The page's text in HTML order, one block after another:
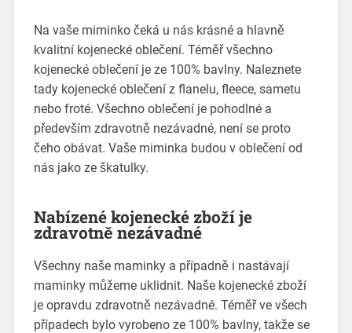
Na vaše miminko čeká u nás krásné a hlavně
kvalitní kojenecké oblečení. Téměř všechno
kojenecké oblečení je ze 100% bavlny. Naleznete
tady kojenecké oblečení z flanelu, fleece, sametu
nebo froté. Všechno oblečení je pohodlné a
především zdravotně nezávadné, není se proto
čeho obávat. Vaše miminka budou v oblečení od
nás jako ze škatulky.
Nabízené kojenecké zboží je
zdravotně nezávadné
Všechny naše maminky a případně i nastávají
maminky můžeme uklidnit. Naše kojenecké zboží
je opravdu zdravotně nezávadné. Téměř ve všech
případech bylo vyrobeno ze 100% bavlny, takže se